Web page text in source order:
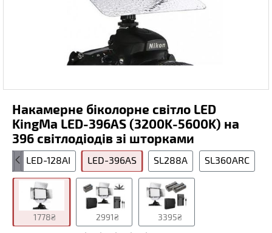
Накамерне біколорне світло LED
KingMa LED-396AS (3200K-5600K) на
396 світлодіодів зі шторками
LED-128AI LED-396AS SL288A SL360ARC
1778₴ 2991₴ 3395₴